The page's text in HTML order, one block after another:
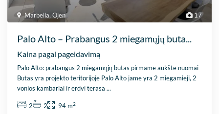
17
Marbella,Ojen
Palo Alto – Prabangus 2 miegamųjų buta...
Kaina pagal pageidavimą
Palo Alto: prabangus 2 miegamųjų butas pirmame aukšte nuomai
Butas yra projekto teritorijoje Palo Alto jame yra 2 miegamieji, 2
vonios kambariai ir erdvi terasa...
2 2 94 m2